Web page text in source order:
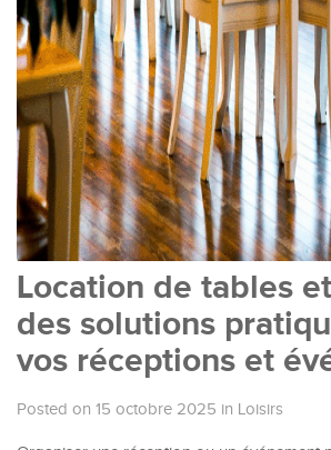
Location de tables
des solutions
vos réceptions et
Posted on 15 octobre 2025 in Loisirs